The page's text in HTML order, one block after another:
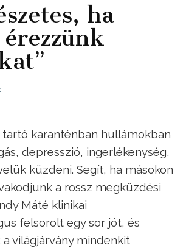
ha
tartó karanténban hullámokban
depresszió, ingerlékenység,
küzdeni. Segít, ha másokon
a rossz megküzdési
Máté klinikai
felsorolt egy sor jót, és
világjárvány mindenkit